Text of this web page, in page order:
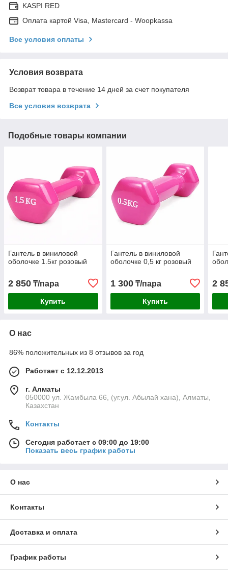
KASPI RED
Оплата картой Visa, Mastercard - Woopkassa
Все условия оплаты
Условия возврата
Возврат товара в течение 14 дней за счет покупателя
Все условия возврата
Подобные товары компании
Гантель в виниловой
оболочке 1.5кг розовый
2 850 ₸/пара
Купить
Гантель в виниловой
оболочке 0,5 кг розовый
1 300₸/пара
Купить
2
О нас
86% положительных из 8 отзывов за год
Работает с 12.12.2013
г. Алматы
050000 ул. Жамбыла 66, (уг.ул. Абылай хана), Алматы,
Казахстан
Контакты
Сегодня работает с 09:00 до 19:00
Показать весь график работы
О нас
Контакты
Доставка и оплата
График работы